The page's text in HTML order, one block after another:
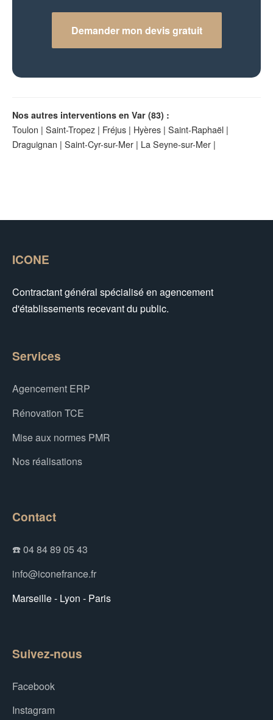
Demander mon devis gratuit
Nos autres interventions en Var (83) :
Toulon | Saint-Tropez | Fréjus | Hyères | Saint-Raphaël |
Draguignan | Saint-Cyr-sur-Mer | La Seyne-sur-Mer |
ICONE
Contractant général spécialisé en agencement
d'établissements recevant du public.
Services
Agencement ERP
Rénovation TCE
Mise aux normes PMR
Nos réalisations
Contact
☎️ 04 84 89 05 43
info@iconefrance.fr
Marseille - Lyon - Paris
Suivez-nous
Facebook
Instagram